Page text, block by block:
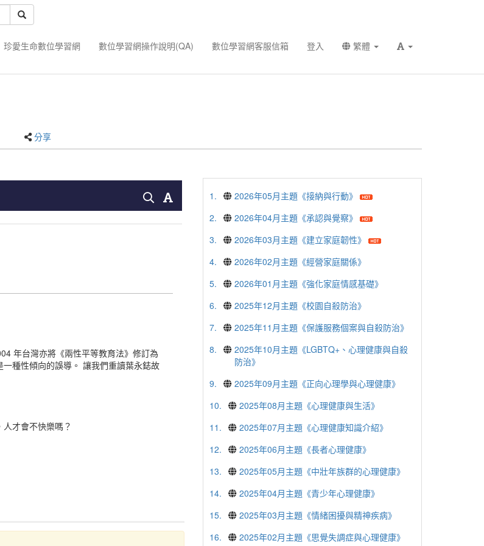
珍愛生命數位學習網 數位學習網操作說明(QA) 數位學習網客服信箱 登入 繁體
分享
1.
2026年05月主題《接納與行動》
2.
2026年04月主題《承認與覺察》
3.
2026年03月主題《建立家庭韌性》
4.
2026年02月主題《經營家庭關係》
5.
2026年01月主題《強化家庭情感基礎》
6.
2025年12月主題《校園自殺防治》
7.
2025年11月主題《保護服務個案與自殺防治》
8.
2025年10月主題《LGBTQ+、心理健康與自殺
防治》
9.
2025年09月主題《正向心理學與心理健康》
10.
2025年08月主題《心理健康與生活》
11.
2025年07月主題《心理健康知識介紹》
12.
2025年06月主題《長者心理健康》
13.
2025年05月主題《中壯年族群的心理健康》
14.
2025年04月主題《青少年心理健康》
15.
2025年03月主題《情緒困擾與精神疾病》
16.
2025年02月主題《思覺失調症與心理健康》